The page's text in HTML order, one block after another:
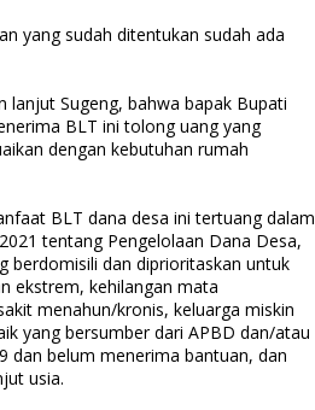
yang sudah ditentukan sudah ada
lanjut Sugeng, bahwa bapak Bupati
BLT ini tolong uang yang
dengan kebutuhan rumah
BLT dana desa ini tertuang dalam
tentang Pengelolaan Dana Desa,
berdomisili dan diprioritaskan untuk
ekstrem, kehilangan mata
menahun/kronis, keluarga miskin
yang bersumber dari APBD dan/atau
dan belum menerima bantuan, dan
usia.